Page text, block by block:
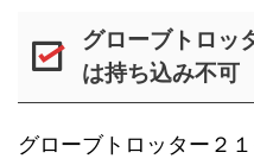
グローブトロッ
は持ち込み不可
グローブトロッター２